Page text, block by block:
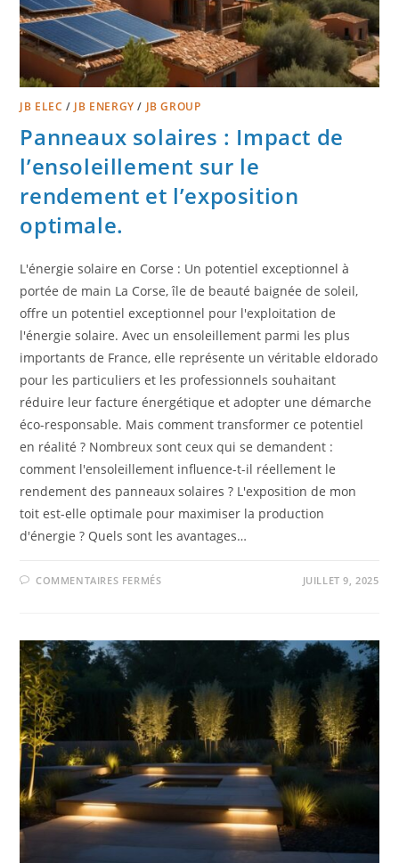
JB ELEC /JB ENERGY /JB GROUP
Panneaux solaires : Impact de
l’ensoleillement sur le
rendement et l’exposition
optimale.
L'énergie solaire en Corse : Un potentiel exceptionnel à
portée de main La Corse, île de beauté baignée de soleil,
offre un potentiel exceptionnel pour l'exploitation de
l'énergie solaire. Avec un ensoleillement parmi les plus
importants de France, elle représente un véritable eldorado
pour les particuliers et les professionnels souhaitant
réduire leur facture énergétique et adopter une démarche
éco-responsable. Mais comment transformer ce potentiel
en réalité ? Nombreux sont ceux qui se demandent :
comment l'ensoleillement influence-t-il réellement le
rendement des panneaux solaires ? L'exposition de mon
toit est-elle optimale pour maximiser la production
d'énergie ? Quels sont les avantages…
COMMENTAIRES FERMÉS JUILLET 9, 2025